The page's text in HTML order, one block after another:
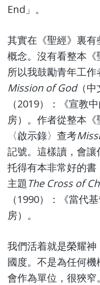
End」。
其實在《聖經》裏
概念。沒有看整本《
所以我鼓勵青年工
Mission of God（中
（2019）：《宣教
房）。作者從整本
〈啟示錄〉查考
記號。這樣讀，會
托得有本非常好的
主題The Cross of
（1990）：《當代
房）。
我們活着就是榮耀
國度。不是為任何
會作為單位，很狹